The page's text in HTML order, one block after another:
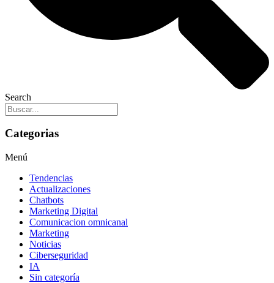
Search
Categorias
Menú
Tendencias
Actualizaciones
Chatbots
Marketing Digital
Comunicacion omnicanal
Marketing
Noticias
Ciberseguridad
IA
Sin categoría